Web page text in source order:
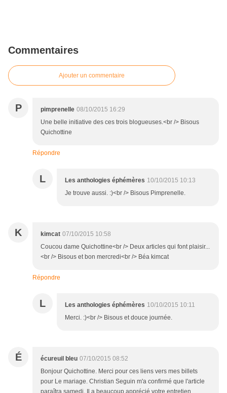
Commentaires
Ajouter un commentaire
P pimprenelle 08/10/2015 16:29
Une belle initiative des ces trois blogueuses.<br /> Bisous
Quichottine
Répondre
L Les anthologies éphémères 10/10/2015 10:13
Je trouve aussi. :)<br /> Bisous Pimprenelle.
K kimcat 07/10/2015 10:58
Coucou dame Quichottine<br /> Deux articles qui font plaisir...
<br /> Bisous et bon mercredi<br /> Béa kimcat
Répondre
L Les anthologies éphémères 10/10/2015 10:11
Merci. :)<br /> Bisous et douce journée.
É écureuil bleu 07/10/2015 08:52
Bonjour Quichottine. Merci pour ces liens vers mes billets
pour Le mariage. Christian Seguin m'a confirmé que l'article
paraîtra samedi. Il a beaucoup apprécié votre entretien